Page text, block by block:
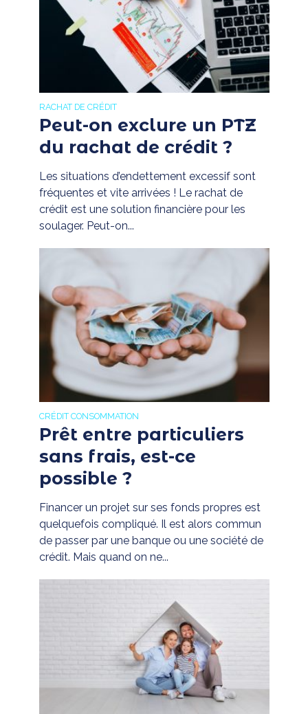
RACHAT DE CRÉDIT
Peut-on exclure un PTZ
du rachat de crédit ?
Les situations d’endettement excessif sont
fréquentes et vite arrivées ! Le rachat de
crédit est une solution financière pour les
soulager. Peut-on...
CRÉDIT CONSOMMATION
Prêt entre particuliers
sans frais, est-ce
possible ?
Financer un projet sur ses fonds propres est
quelquefois compliqué. Il est alors commun
de passer par une banque ou une société de
crédit. Mais quand on ne...